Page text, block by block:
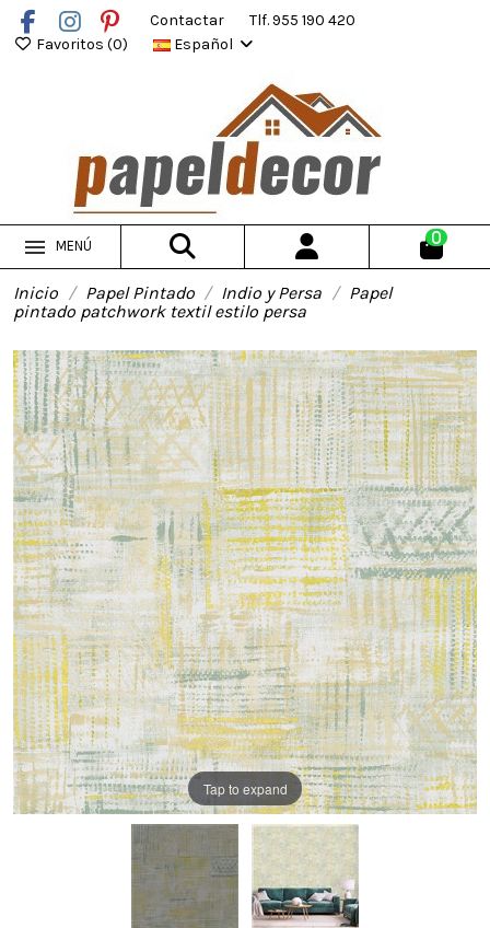
Contactar
Tlf. 955 190 420
Favoritos (0) Español
MENÚ 0
Inicio Papel Pintado Indio y Persa
Papel
pintado patchwork textil estilo persa
Tap to expand